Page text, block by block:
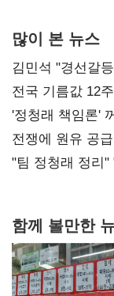
많이 본 뉴스
김민석 "경선갈
사과부터"
전국 기름값 12
'정청래 책임론'
때리기
전쟁에 원유 공
핵심으로 재부상
"팀 정청래 정리
함께 볼만한